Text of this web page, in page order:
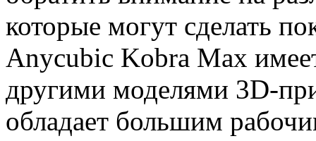
которые могут сделать
Anycubic Kobra Max
другими моделями 3D-
обладает большим